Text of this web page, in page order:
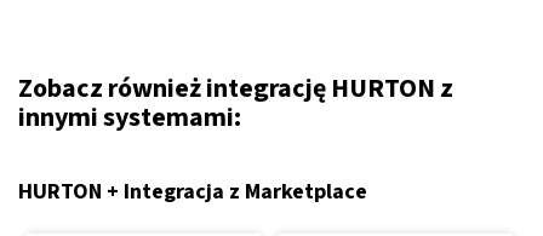
Zobacz również integrację HURTON z
innymi systemami:
HURTON + Integracja z Marketplace